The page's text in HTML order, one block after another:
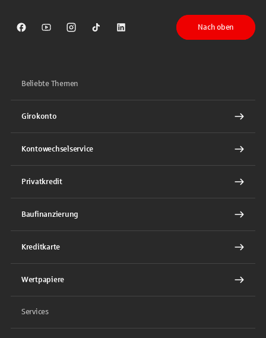
Sparkasse auf Facebook
Sparkasse auf Youtube
Sparkasse auf Instagram
Sparkasse auf TikTok
Sparkasse auf LinkedIn
Nach oben
Beliebte Themen
Girokonto
Kontowechselservice
Privatkredit
Baufinanzierung
Kreditkarte
Wertpapiere
Services